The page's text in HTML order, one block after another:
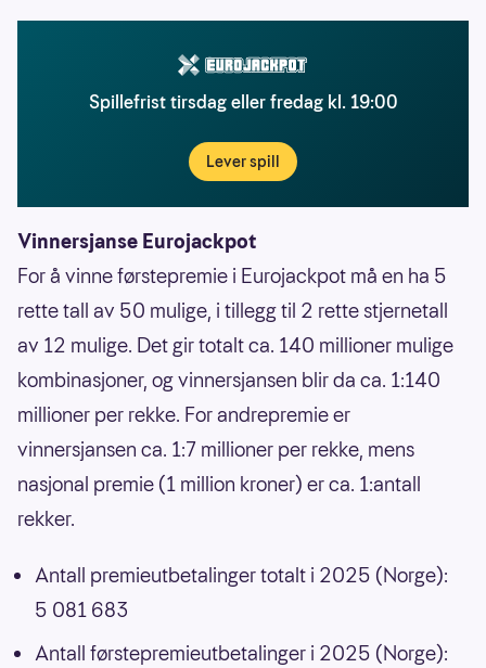
Spillefrist tirsdag eller fredag kl. 19:00
Lever spill
Vinnersjanse Eurojackpot
For å vinne førstepremie i Eurojackpot må en ha 5
rette tall av 50 mulige, i tillegg til 2 rette stjernetall
av 12 mulige. Det gir totalt ca. 140 millioner mulige
kombinasjoner, og vinnersjansen blir da ca. 1:140
millioner per rekke. For andrepremie er
vinnersjansen ca. 1:7 millioner per rekke, mens
nasjonal premie (1 million kroner) er ca. 1:antall
rekker.
Antall premieutbetalinger totalt i 2025 (Norge):
5 081 683
Antall førstepremieutbetalinger i 2025 (Norge):